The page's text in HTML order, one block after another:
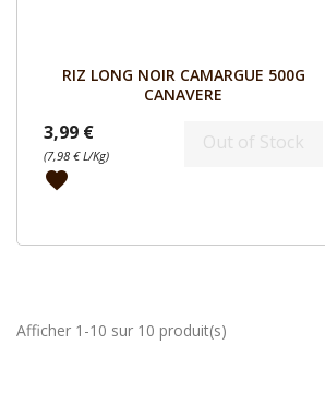
Aperçu
RIZ LONG NOIR CAMARGUE 500G
CANAVERE
3,99 €
(7,98 € L/Kg)
Out of Stock
favorite
Afficher 1-10 sur 10 produit(s)